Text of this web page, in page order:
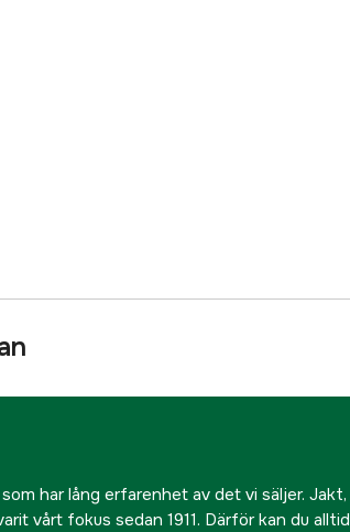
har lång erfarenhet av det vi säljer. Jakt,
vårt fokus sedan 1911. Därför kan du alltid